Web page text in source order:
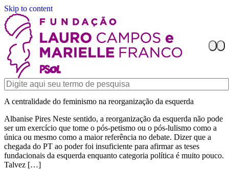
Skip to content
A centralidade do feminismo na reorganização da esquerda
Albanise Pires Neste sentido, a reorganização da esquerda não pode
ser um exercício que tome o pós-petismo ou o pós-lulismo como a
única ou mesmo como a maior referência no debate. Dizer que a
chegada do PT ao poder foi insuficiente para afirmar as teses
fundacionais da esquerda enquanto categoria política é muito pouco.
Talvez […]